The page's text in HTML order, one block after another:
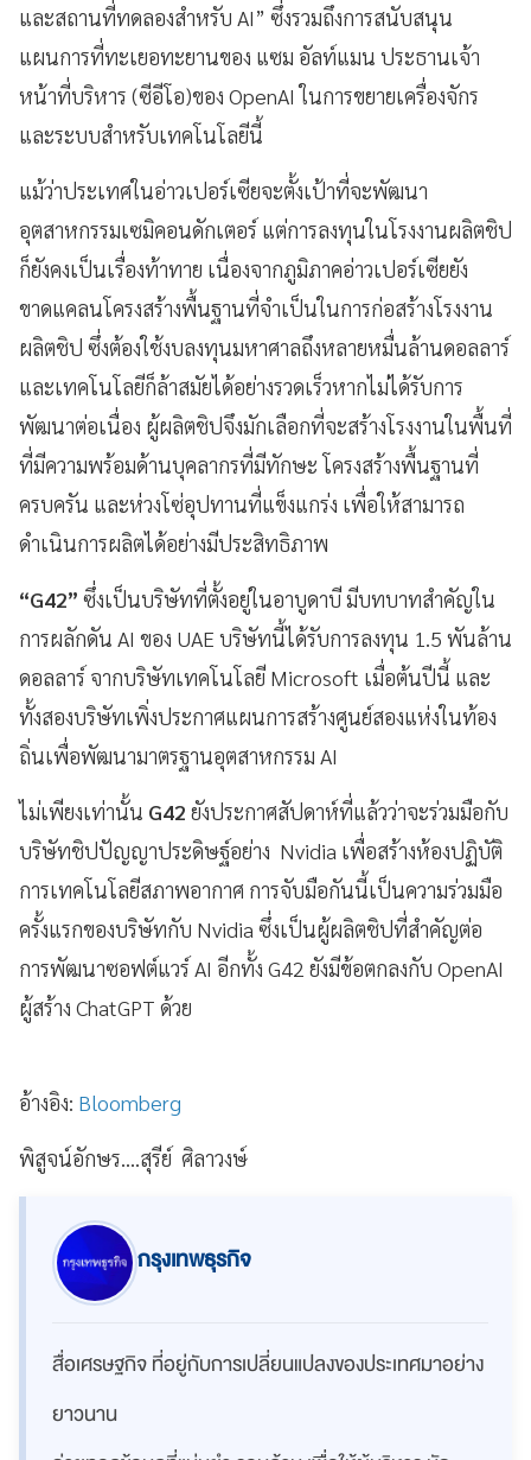
และสถานที่ทดลองสำหรับ AI” ซึ่งรวมถึงการสนับสนุน
แผนการที่ทะเยอทะยานของ แซม อัลท์แมน ประธานเจ้า
หน้าที่บริหาร (ซีอีโอ)ของ OpenAI ในการขยายเครื่องจักร
และระบบสำหรับเทคโนโลยีนี้
แม้ว่าประเทศในอ่าวเปอร์เซียจะตั้งเป้าที่จะพัฒนา
อุตสาหกรรมเซมิคอนดักเตอร์ แต่การลงทุนในโรงงานผลิตชิป
ก็ยังคงเป็นเรื่องท้าทาย เนื่องจากภูมิภาคอ่าวเปอร์เซียยัง
ขาดแคลนโครงสร้างพื้นฐานที่จำเป็นในการก่อสร้างโรงงาน
ผลิตชิป ซึ่งต้องใช้งบลงทุนมหาศาลถึงหลายหมื่นล้านดอลลาร์
และเทคโนโลยีก็ล้าสมัยได้อย่างรวดเร็วหากไม่ได้รับการ
พัฒนาต่อเนื่อง ผู้ผลิตชิปจึงมักเลือกที่จะสร้างโรงงานในพื้นที่
ที่มีความพร้อมด้านบุคลากรที่มีทักษะ โครงสร้างพื้นฐานที่
ครบครัน และห่วงโซ่อุปทานที่แข็งแกร่ง เพื่อให้สามารถ
ดำเนินการผลิตได้อย่างมีประสิทธิภาพ
“G42” ซึ่งเป็นบริษัทที่ตั้งอยู่ในอาบูดาบี มีบทบาทสำคัญใน
การผลักดัน AI ของ UAE บริษัทนี้ได้รับการลงทุน 1.5 พันล้าน
ดอลลาร์ จากบริษัทเทคโนโลยี Microsoft เมื่อต้นปีนี้ และ
ทั้งสองบริษัทเพิ่งประกาศแผนการสร้างศูนย์สองแห่งในท้อง
ถิ่นเพื่อพัฒนามาตรฐานอุตสาหกรรม AI
ไม่เพียงเท่านั้น G42 ยังประกาศสัปดาห์ที่แล้วว่าจะร่วมมือกับ
บริษัทชิปปัญญาประดิษฐ์อย่าง Nvidia เพื่อสร้างห้องปฏิบัติ
การเทคโนโลยีสภาพอากาศ การจับมือกันนี้เป็นความร่วมมือ
ครั้งแรกของบริษัทกับ Nvidia ซึ่งเป็นผู้ผลิตชิปที่สำคัญต่อ
การพัฒนาซอฟต์แวร์ AI อีกทั้ง G42 ยังมีข้อตกลงกับ OpenAI
ผู้สร้าง ChatGPT ด้วย
อ้างอิง: Bloomberg
พิสูจน์อักษร....สุรีย์ ศิลาวงษ์
กรุงเทพธุรกิจ
สื่อเศรษฐกิจ ที่อยู่กับการเปลี่ยนแปลงของประเทศมาอย่าง
ยาวนาน